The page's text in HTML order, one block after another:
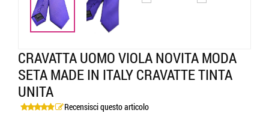
CRAVATTA UOMO VIOLA NOVITA MODA
SETA MADE IN ITALY CRAVATTE TINTA
UNITA
Recensisci questo articolo